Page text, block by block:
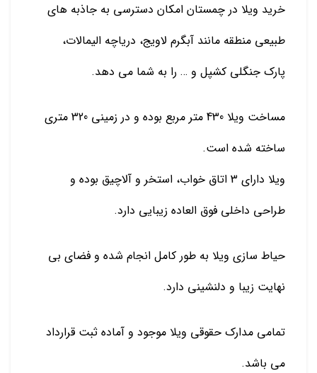
خرید ویلا در چمستان امکان دسترسی به جاذبه های
طبیعی منطقه مانند آبگرم لاویج، دریاچه الیمالات،
پارک جنگلی کشپل و … را به شما می دهد.
مساخت ویلا 430 متر مربع بوده و در زمینی 320 متری
ساخته شده است.
ویلا دارای 3 اتاق خواب، استخر و آلاچیق بوده و
طراحی داخلی فوق العاده زیبایی دارد.
حیاط سازی ویلا به طور کامل انجام شده و فضای بی
نهایت زیبا و دلنشینی دارد.
تمامی مدارک حقوقی ویلا موجود و آماده ثبت قرارداد
می باشد.